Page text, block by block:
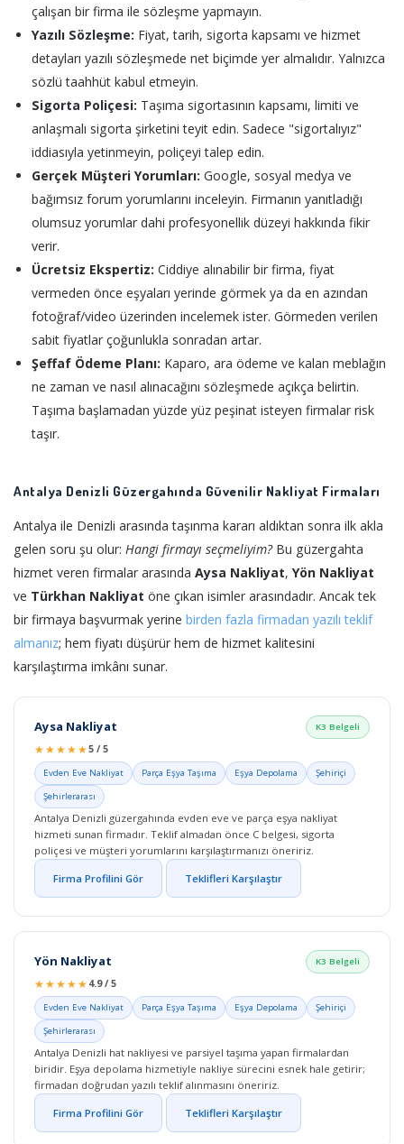
çalışan bir firma ile sözleşme yapmayın.
Yazılı Sözleşme: Fiyat, tarih, sigorta kapsamı ve hizmet
detayları yazılı sözleşmede net biçimde yer almalıdır. Yalnızca
sözlü taahhüt kabul etmeyin.
Sigorta Poliçesi: Taşıma sigortasının kapsamı, limiti ve
anlaşmalı sigorta şirketini teyit edin. Sadece "sigortalıyız"
iddiasıyla yetinmeyin, poliçeyi talep edin.
Gerçek Müşteri Yorumları: Google, sosyal medya ve
bağımsız forum yorumlarını inceleyin. Firmanın yanıtladığı
olumsuz yorumlar dahi profesyonellik düzeyi hakkında fikir
verir.
Ücretsiz Ekspertiz: Ciddiye alınabilir bir firma, fiyat
vermeden önce eşyaları yerinde görmek ya da en azından
fotoğraf/video üzerinden incelemek ister. Görmeden verilen
sabit fiyatlar çoğunlukla sonradan artar.
Şeffaf Ödeme Planı: Kaparo, ara ödeme ve kalan meblağın
ne zaman ve nasıl alınacağını sözleşmede açıkça belirtin.
Taşıma başlamadan yüzde yüz peşinat isteyen firmalar risk
taşır.
Antalya Denizli Güzergahında Güvenilir Nakliyat Firmaları
Antalya ile Denizli arasında taşınma kararı aldıktan sonra ilk akla
gelen soru şu olur: Hangi firmayı seçmeliyim?Bu güzergahta
hizmet veren firmalar arasında Aysa Nakliyat, Yön Nakliyat
ve Türkhan Nakliyat öne çıkan isimler arasındadır. Ancak tek
bir firmaya başvurmak yerine birden fazla firmadan yazılı teklif
almanız; hem fiyatı düşürür hem de hizmet kalitesini
karşılaştırma imkânı sunar.
Aysa Nakliyat K3 Belgeli
★★★★★5 / 5
Evden Eve Nakliyat Parça Eşya Taşıma Eşya Depolama
Şehiriçi
Şehirlerarası
Antalya Denizli güzergahında evden eve ve parça eşya nakliyat
hizmeti sunan firmadır. Teklif almadan önce C belgesi, sigorta
poliçesi ve müşteri yorumlarını karşılaştırmanızı öneririz.
Firma Profilini Gör Teklifleri Karşılaştır
Yön Nakliyat K3 Belgeli
★★★★★ 4.9 / 5
Evden Eve Nakliyat Parça Eşya Taşıma Eşya Depolama
Şehiriçi
Şehirlerarası
Antalya Denizli hat nakliyesi ve parsiyel taşıma yapan firmalardan
biridir. Eşya depolama hizmetiyle nakliye sürecini esnek hale getirir;
firmadan doğrudan yazılı teklif alınmasını öneririz.
Firma Profilini Gör Teklifleri Karşılaştır